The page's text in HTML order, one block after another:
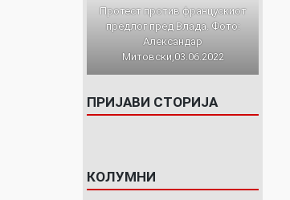
Протест против францускиот
предлог пред Влада. Фото:
Александар
Митовски,03.06.2022
ПРИЈАВИ СТОРИЈА
КОЛУМНИ